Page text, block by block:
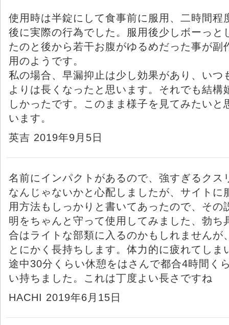
使用時は半錠にして食事前に服用、二時間程
後に実際の行為でした。服用後少しボーっと
たのと後から若干お腹がゆるめだった事が副
用のようです。
私の場合、早漏抑止は少し効果があり、いつ
よりは長くなったと思います。それでも結構
しかったです。このまま様子を見てみたいと
います。
英吉 2019年9月5日
名前にインパクトがあるので、強すぎるクス
なんじゃないかと心配しましたが、サイトに
用方法もしっかりと書いてあったので、その
明をちゃんと守って使用してみました、勃ち
合はライトな部類に入るのかもしれませんが
とにかく長持ちします。体力的に疲れてしま
途中30分くらい休憩をはさんで都合4時間く
い持ちました。これは丁度よい長さですね
HACHI 2019年6月15日